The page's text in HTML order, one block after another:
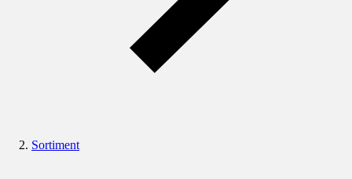
Sortiment